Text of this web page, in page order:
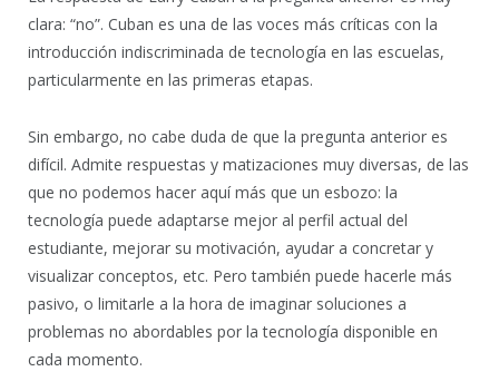
clara: “no”. Cuban es una de las voces más críticas con la
introducción indiscriminada de tecnología en las escuelas,
particularmente en las primeras etapas.
Sin embargo, no cabe duda de que la pregunta anterior es
difícil. Admite respuestas y matizaciones muy diversas, de las
que no podemos hacer aquí más que un esbozo: la
tecnología puede adaptarse mejor al perfil actual del
estudiante, mejorar su motivación, ayudar a concretar y
visualizar conceptos, etc. Pero también puede hacerle más
pasivo, o limitarle a la hora de imaginar soluciones a
problemas no abordables por la tecnología disponible en
cada momento.